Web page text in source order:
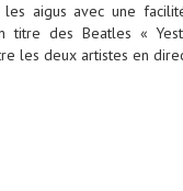
aigus avec une
titre des Beatles «
les deux artistes en